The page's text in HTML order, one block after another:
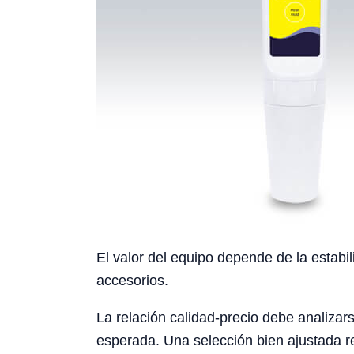
El valor del equipo depende de la
accesorios.
La relación calidad-precio debe
esperada. Una selección bien ajustada